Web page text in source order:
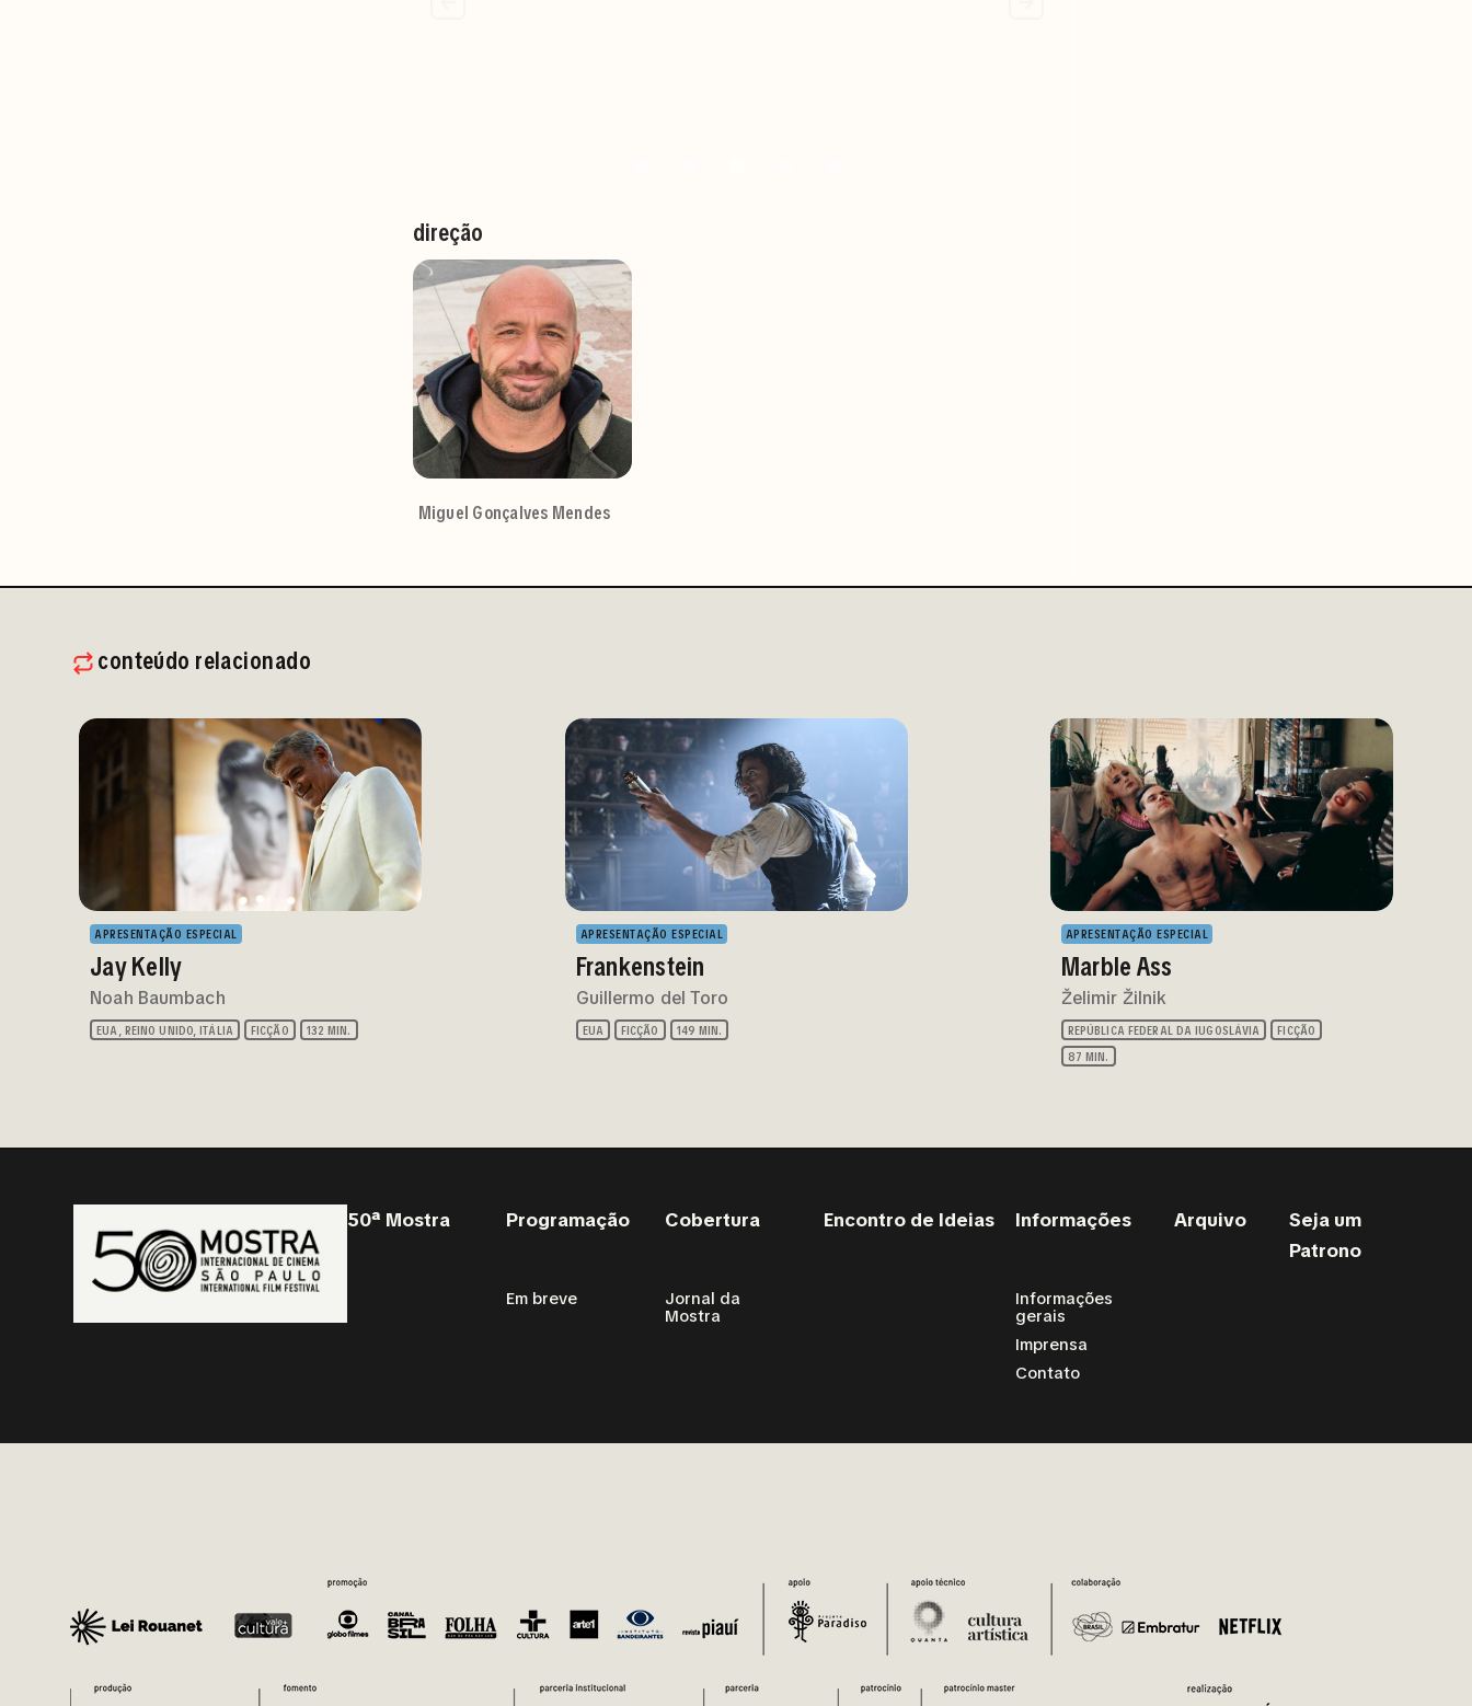
direção
Miguel Gonçalves Mendes
conteúdo relacionado
APRESENTAÇÃO ESPECIAL
Jay Kelly
Noah Baumbach
EUA, REINO UNIDO, ITÁLIA FICÇÃO 132 MIN.
APRESENTAÇÃO ESPECIAL
Frankenstein
Guillermo del Toro
EUA FICÇÃO 149 MIN.
APRESENTAÇÃO ESPECIAL
Marble Ass
Želimir Žilnik
REPÚBLICA FEDERAL DA IUGOSLÁVIA
FICÇÃO
87 MIN.
50ª Mostra Programação
Em breve
Cobertura
Jornal da
Mostra
Encontro de Ideias Informações
Informações
gerais
Imprensa
Contato
Arquivo
Seja um
Patrono